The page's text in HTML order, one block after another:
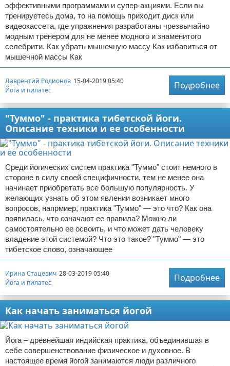
эффективными программами и супер-акциями. Если вы
тренируетесь дома, то на помощь приходит диск или
видеокассета, где упражнения разработаны чрезвычайно
модным тренером для не менее модного и знаменитого
селебрити. Как убрать мышечную массу Как избавиться от
мышечной массы Как
Лаврентий Родионов 15-04-2019 05:40
Йога и пилатес
Подробнее
"Туммо" - практика тибетской йоги.
Описание техники и ее особенности
Среди йогических систем практика "Туммо" стоит немного в
стороне в силу своей специфичности, тем не менее она
начинает приобретать все большую популярность. У
желающих узнать об этом явлении возникает много
вопросов, напрмиер, практика "Туммо" — это что? Как она
появилась, что означают ее правила? Можно ли
самостоятельно ее освоить, и что может дать человеку
владение этой системой? Что это такое? "Туммо" — это
тибетское слово, означающее
Ирина Стацевич 28-03-2019 05:40
Йога и пилатес
Подробнее
Как начать заниматься йогой
Йога – древнейшая индийская практика, объединившая в
себе совершенствование физическое и духовное. В
настоящее время йогой занимаются люди различного